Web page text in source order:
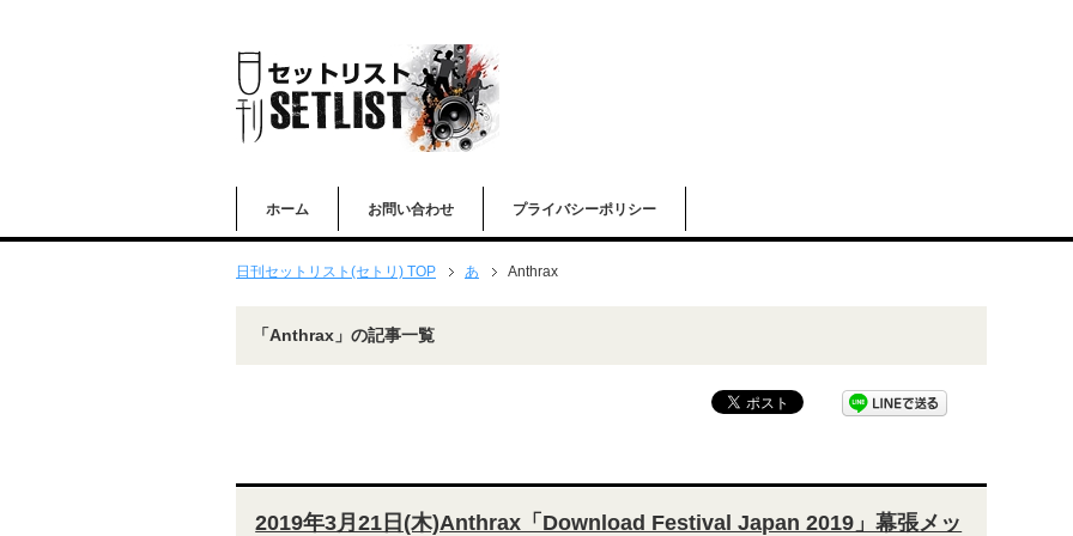
ホーム お問い合わせ プライバシーポリシー
日刊セットリスト(セトリ) TOP あ Anthrax
「Anthrax」の記事一覧
2019年3月21日(木)Anthrax「Download Festival Japan 2019」幕張メッ